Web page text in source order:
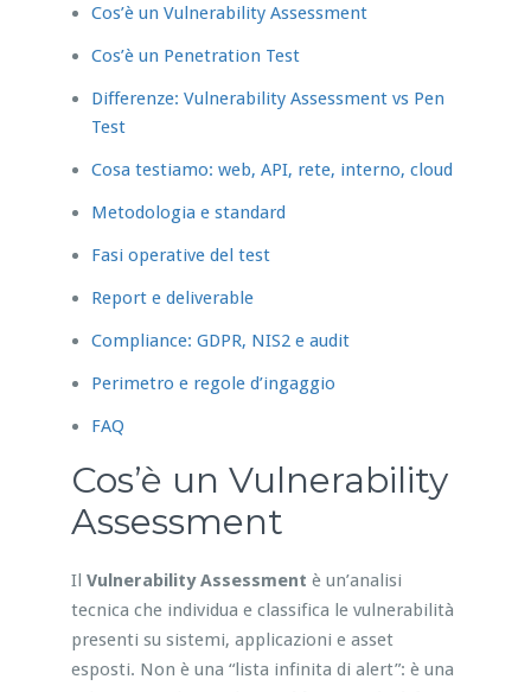
Cos’è un Vulnerability Assessment
Cos’è un Penetration Test
Differenze: Vulnerability Assessment vs Pen
Test
Cosa testiamo: web, API, rete, interno, cloud
Metodologia e standard
Fasi operative del test
Report e deliverable
Compliance: GDPR, NIS2 e audit
Perimetro e regole d’ingaggio
FAQ
Cos’è un Vulnerability
Assessment
Il Vulnerability Assessment è un’analisi
tecnica che individua e classifica le vulnerabilità
presenti su sistemi, applicazioni e asset
esposti. Non è una “lista infinita di alert”: è una